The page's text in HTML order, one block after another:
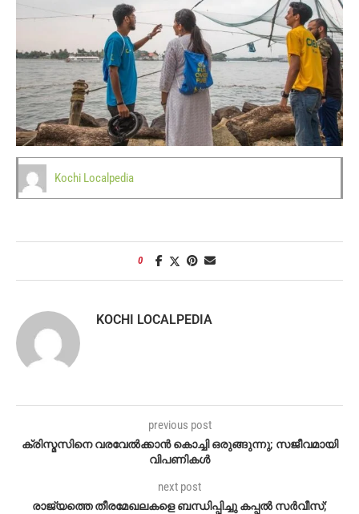
Kochi Localpedia
0
KOCHI LOCALPEDIA
previous post
ക്രിസ്മസിനെ വരവേൽക്കാൻ കൊച്ചി ഒരുങ്ങുന്നു; സജീവമായി
വിപണികൾ
next post
രാജ്യത്തെ തീരമേഖലകളെ ബന്ധിപ്പിച്ചു കപ്പൽ സർവീസ്;